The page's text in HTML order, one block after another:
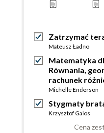
Zatrzymać
Mateusz Ładno
Matematyka
Równania,
rachunek
Michelle Enderson
Stygmaty
Krzysztof Galos
Cena